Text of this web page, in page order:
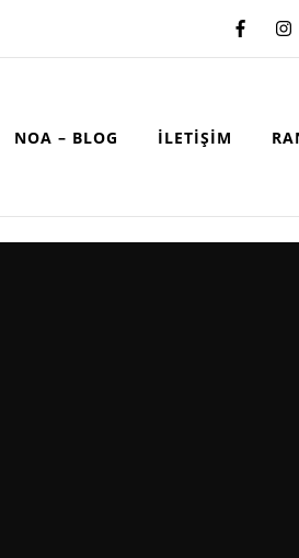
NOA – BLOG İLETIŞIM